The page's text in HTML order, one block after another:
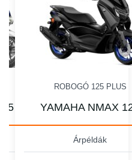
ROBOGÓ 125 PLUS
YAMAHA NMAX
Árpéldák